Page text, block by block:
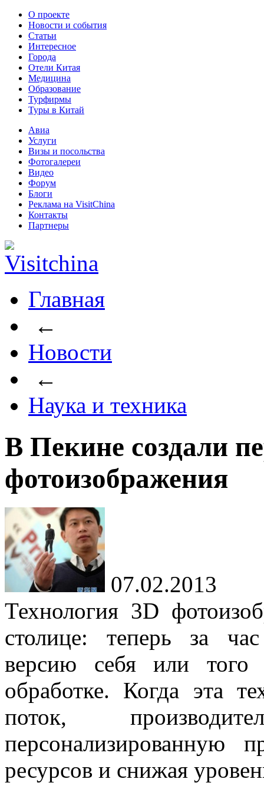
О проекте
Новости и события
Статьи
Интересное
Города
Отели Китая
Медицина
Образование
Турфирмы
Туры в Китай
Авиа
Услуги
Визы и посольства
Фотогалереи
Видео
Форум
Блоги
Реклама на VisitChina
Контакты
Партнеры
Главная
←
Новости
←
Наука и техника
В Пекине создали
фотоизображения
07.02.2013
Технология 3D
столице: теперь за
версию себя или того
обработке. Когда эта
поток,
персонализированную
ресурсов и снижая